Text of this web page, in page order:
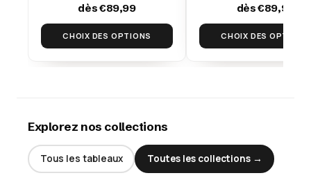
dès €89,99
CHOIX DES OPTIONS
dès €89,99
CHOIX DES OPTIONS
Explorez nos collections
Tous les tableaux Toutes les collections →